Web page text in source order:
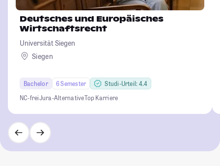
Deutsches und Europäisches
Wirtschaftsrecht
Universität Siegen
Siegen
Bachelor 6 Semester
Studi-Urteil: 4.4
NC-freiJura-AlternativeTop Karriere